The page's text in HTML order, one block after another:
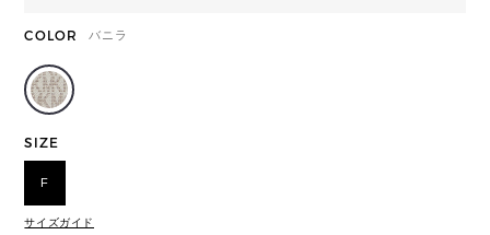
COLOR バニラ
SIZE
F
サイズガイド